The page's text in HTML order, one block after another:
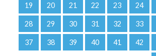
19 20 21 22 23 24
28 29 30 31 32 33
37 38 39 40 41 42